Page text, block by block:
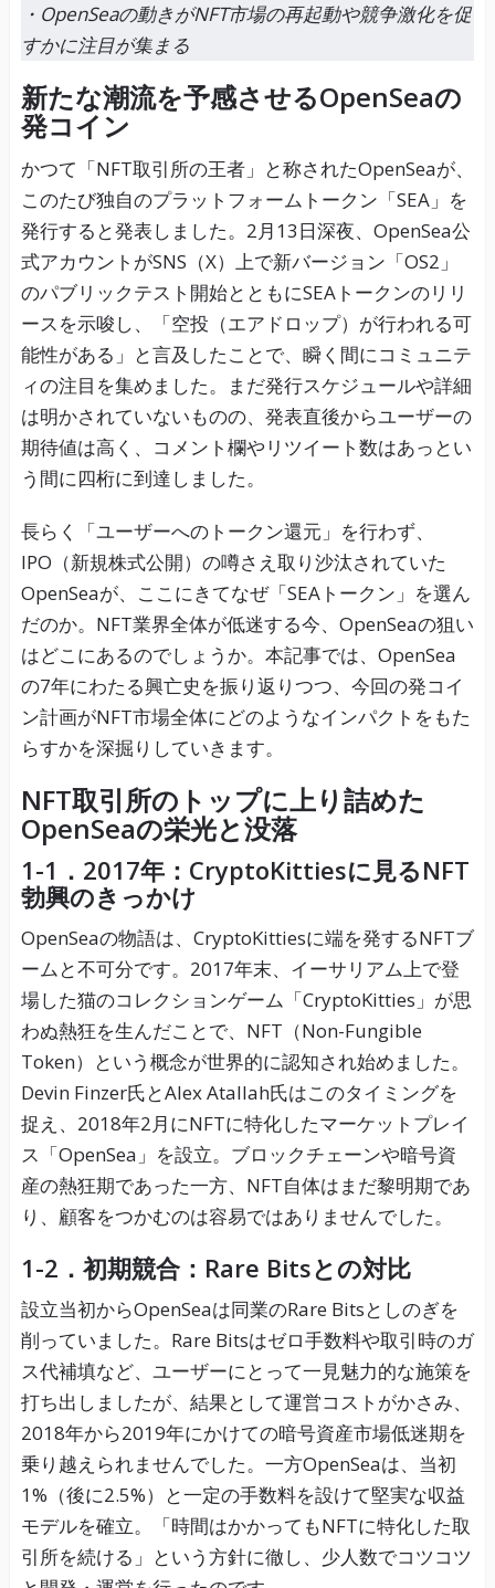
・OpenSeaの動きがNFT市場の再起動や競争激化を促
すかに注目が集まる
新たな潮流を予感させるOpenSeaの
発コイン
かつて「NFT取引所の王者」と称されたOpenSeaが、
このたび独自のプラットフォームトークン「SEA」を
発行すると発表しました。2月13日深夜、OpenSea公
式アカウントがSNS（X）上で新バージョン「OS2」
のパブリックテスト開始とともにSEAトークンのリリ
ースを示唆し、「空投（エアドロップ）が行われる可
能性がある」と言及したことで、瞬く間にコミュニテ
ィの注目を集めました。まだ発行スケジュールや詳細
は明かされていないものの、発表直後からユーザーの
期待値は高く、コメント欄やリツイート数はあっとい
う間に四桁に到達しました。
長らく「ユーザーへのトークン還元」を行わず、
IPO（新規株式公開）の噂さえ取り沙汰されていた
OpenSeaが、ここにきてなぜ「SEAトークン」を選ん
だのか。NFT業界全体が低迷する今、OpenSeaの狙い
はどこにあるのでしょうか。本記事では、OpenSea
の7年にわたる興亡史を振り返りつつ、今回の発コイ
ン計画がNFT市場全体にどのようなインパクトをもた
らすかを深掘りしていきます。
NFT取引所のトップに上り詰めた
OpenSeaの栄光と没落
1-1．2017年：CryptoKittiesに見るNFT
勃興のきっかけ
OpenSeaの物語は、CryptoKittiesに端を発するNFTブ
ームと不可分です。2017年末、イーサリアム上で登
場した猫のコレクションゲーム「CryptoKitties」が思
わぬ熱狂を生んだことで、NFT（Non-Fungible
Token）という概念が世界的に認知され始めました。
Devin Finzer氏とAlex Atallah氏はこのタイミングを
捉え、2018年2月にNFTに特化したマーケットプレイ
ス「OpenSea」を設立。ブロックチェーンや暗号資
産の熱狂期であった一方、NFT自体はまだ黎明期であ
り、顧客をつかむのは容易ではありませんでした。
1-2．初期競合：Rare Bitsとの対比
設立当初からOpenSeaは同業のRare Bitsとしのぎを
削っていました。Rare Bitsはゼロ手数料や取引時のガ
ス代補填など、ユーザーにとって一見魅力的な施策を
打ち出しましたが、結果として運営コストがかさみ、
2018年から2019年にかけての暗号資産市場低迷期を
乗り越えられませんでした。一方OpenSeaは、当初
1%（後に2.5%）と一定の手数料を設けて堅実な収益
モデルを確立。「時間はかかってもNFTに特化した取
引所を続ける」という方針に徹し、少人数でコツコツ